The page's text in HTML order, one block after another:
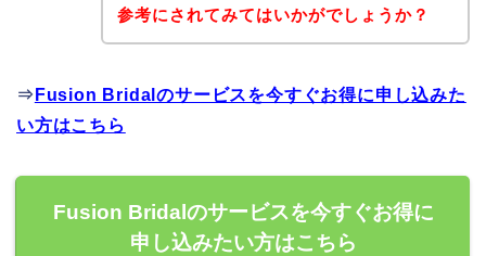
参考にされてみてはいかがでしょうか？
⇒ Fusion Bridalのサービスを今すぐお得に申し込みた
い方はこちら
Fusion Bridalのサービスを今すぐお得に
申し込みたい方はこちら